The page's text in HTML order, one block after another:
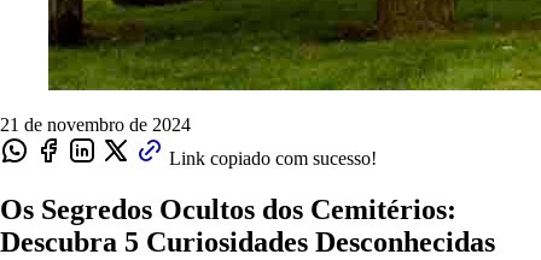
21 de novembro de 2024
Link copiado com sucesso!
Os Segredos Ocultos dos Cemitérios:
Descubra 5 Curiosidades Desconhecidas